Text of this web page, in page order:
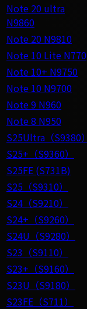
Note 20 ultra
N9860
Note 20 N9810
Note 10 Lite N770
Note 10+ N9750
Note 10 N9700
Note 9 N960
Note 8 N950
S25Ultra（S9380）
S25+（S9360）
S25FE (S731B)
S25（S9310）
S24（S9210）
S24+（S9260）
S24U（S9280）
S23（S9110）
S23+（S9160）
S23U（S9180）
S23FE（S711）